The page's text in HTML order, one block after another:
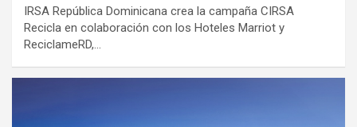
IRSA República Dominicana crea la campaña CIRSA
Recicla en colaboración con los Hoteles Marriot y
ReciclameRD,…